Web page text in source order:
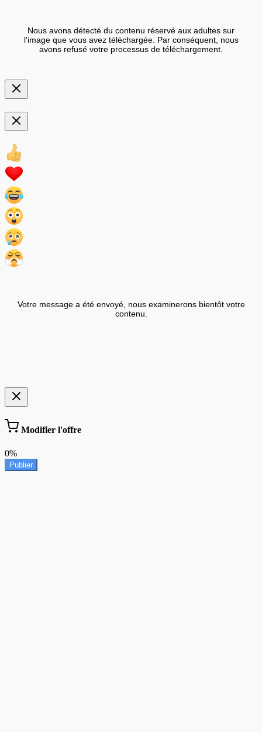
Nous avons détecté du contenu réservé aux adultes sur
l'image que vous avez téléchargée. Par conséquent, nous
avons refusé votre processus de téléchargement.
Votre message a été envoyé, nous examinerons bientôt votre
contenu.
Modifier l'offre
0%
Publier